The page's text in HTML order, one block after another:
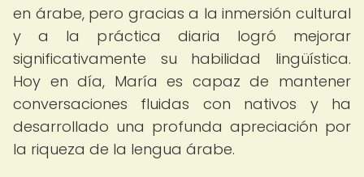
en árabe, pero gracias a la inmersión cultural
y a la práctica diaria logró mejorar
significativamente su habilidad lingüística.
Hoy en día, María es capaz de mantener
conversaciones fluidas con nativos y ha
desarrollado una profunda apreciación por
la riqueza de la lengua árabe.